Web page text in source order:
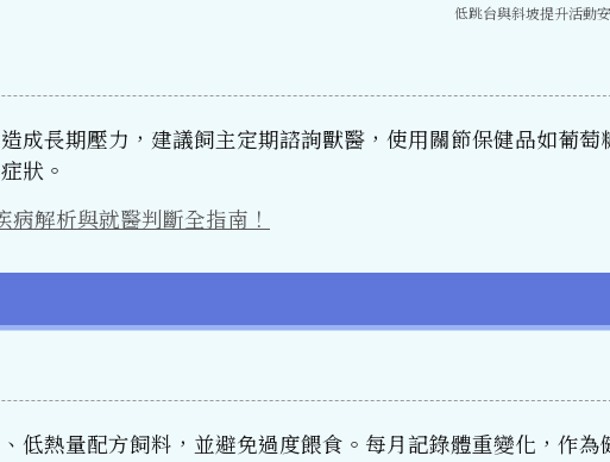
低跳台與斜坡提升活動
成長期壓力，建議飼主定期諮詢獸醫，使用關節保健品如葡
狀。
解析與就醫判斷全指南！
低熱量配方飼料，並避免過度餵食。每月記錄體重變化，作為